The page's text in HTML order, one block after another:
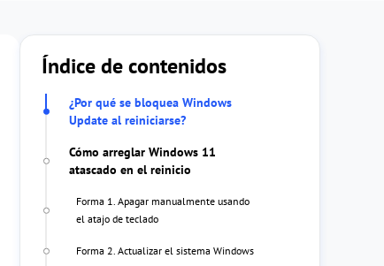
Índice de contenidos
¿Por qué se bloquea Windows
Update al reiniciarse?
Cómo arreglar Windows 11
atascado en el reinicio
Forma 1. Apagar manualmente usando
el atajo de teclado
Forma 2. Actualizar el sistema Windows